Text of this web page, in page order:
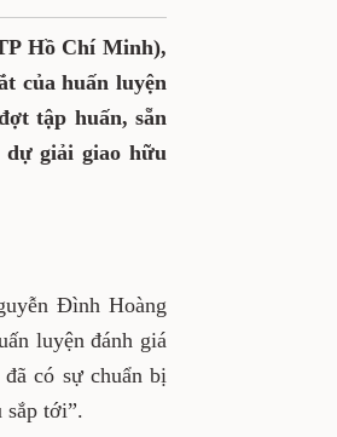
Hồ Chí Minh),
của huấn luyện
tập huấn, sẵn
dự giải giao hữu
Đình Hoàng
luyện đánh giá
có sự chuẩn bị
sắp tới”.